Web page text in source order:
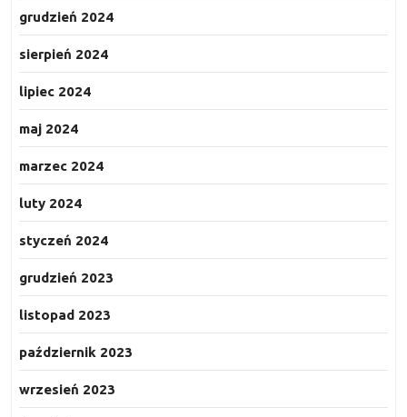
grudzień 2024
sierpień 2024
lipiec 2024
maj 2024
marzec 2024
luty 2024
styczeń 2024
grudzień 2023
listopad 2023
październik 2023
wrzesień 2023